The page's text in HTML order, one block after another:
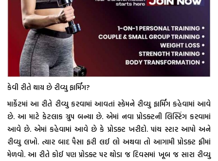
કેવી રીતે થાય છે રીવ્યુ ફાર્મિંગ?
માર્કેટમાં આ રીતે રીવ્યુ કરવામાં આવતાં સ્કેમને રીવ્યુ ફાર્મિંગ કહેવામાં આવે
છે. આ માટે કેટલાક ગ્રુપ બન્યા છે. એમાં નવા પ્રોડક્ટની લિસ્ટિંગ કરવામાં
આવે છે. એમાં કહેવામાં આવે છે કે પ્રોડક્ટ ખરીદો. પાંચ સ્ટાર આપો અને
રીવ્યુ લખો. ત્યાર બાદ પૈસા ફરી લઈ લો અથવા તો આગામી પ્રોડક્ટ ફ્રીમાં
મેળવો. આ રીતે કોઈ પણ પ્રોડક્ટ પર થોડા જ દિવસમાં ખૂબ જ સારા રીવ્યુ